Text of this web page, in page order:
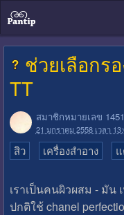
ช่วยเลือกร
TT
สมาชิกหมายเลข
21 มกราคม 2558 เวลา
สิว เครื่องสำอาง
เราเป็นคนผิวผสม - มัน
ปกติใช้ chanel